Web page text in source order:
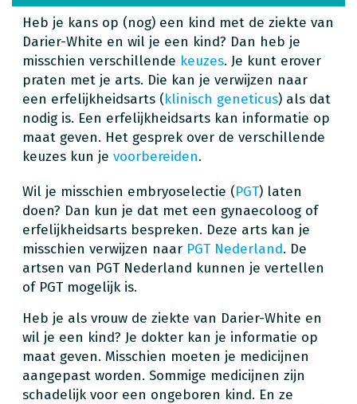
Heb je kans op (nog) een kind met de ziekte van
Darier-White en wil je een kind? Dan heb je
misschien verschillende keuzes. Je kunt erover
praten met je arts. Die kan je verwijzen naar
een erfelijkheidsarts (klinisch geneticus) als dat
nodig is. Een erfelijkheidsarts kan informatie op
maat geven. Het gesprek over de verschillende
keuzes kun je voorbereiden.
Wil je misschien embryoselectie (PGT) laten
doen? Dan kun je dat met een gynaecoloog of
erfelijkheidsarts bespreken. Deze arts kan je
misschien verwijzen naar PGT Nederland. De
artsen van PGT Nederland kunnen je vertellen
of PGT mogelijk is.
Heb je als vrouw de ziekte van Darier-White en
wil je een kind? Je dokter kan je informatie op
maat geven. Misschien moeten je medicijnen
aangepast worden. Sommige medicijnen zijn
schadelijk voor een ongeboren kind. En ze